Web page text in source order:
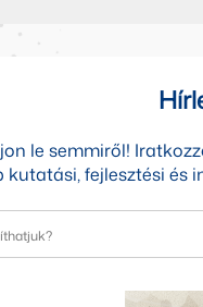
le semmiről!
kutatási, fejlesztési és